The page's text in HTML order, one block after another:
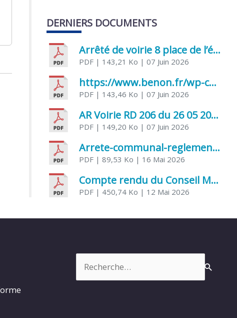
DERNIERS DOCUMENTS
Arrêté de voirie 8 place de l’église 17170 Benon
PDF | 143,21 Ko | 07 Juin 2026
https://www.benon.fr/wp-content/uploads/2026/06/AR-Voirie-Chemin-de-Lafond-du-26-05-2026.pdf
PDF | 143,46 Ko | 07 Juin 2026
AR Voirie RD 206 du 26 05 2026
PDF | 149,20 Ko | 07 Juin 2026
Arrete-communal-reglemenatnt-des-bruits-de-voisinage-et-des-activites-bruyantes
PDF | 89,53 Ko | 16 Mai 2026
Compte rendu du Conseil Municipal du 06 mai 2026
PDF | 450,74 Ko | 12 Mai 2026